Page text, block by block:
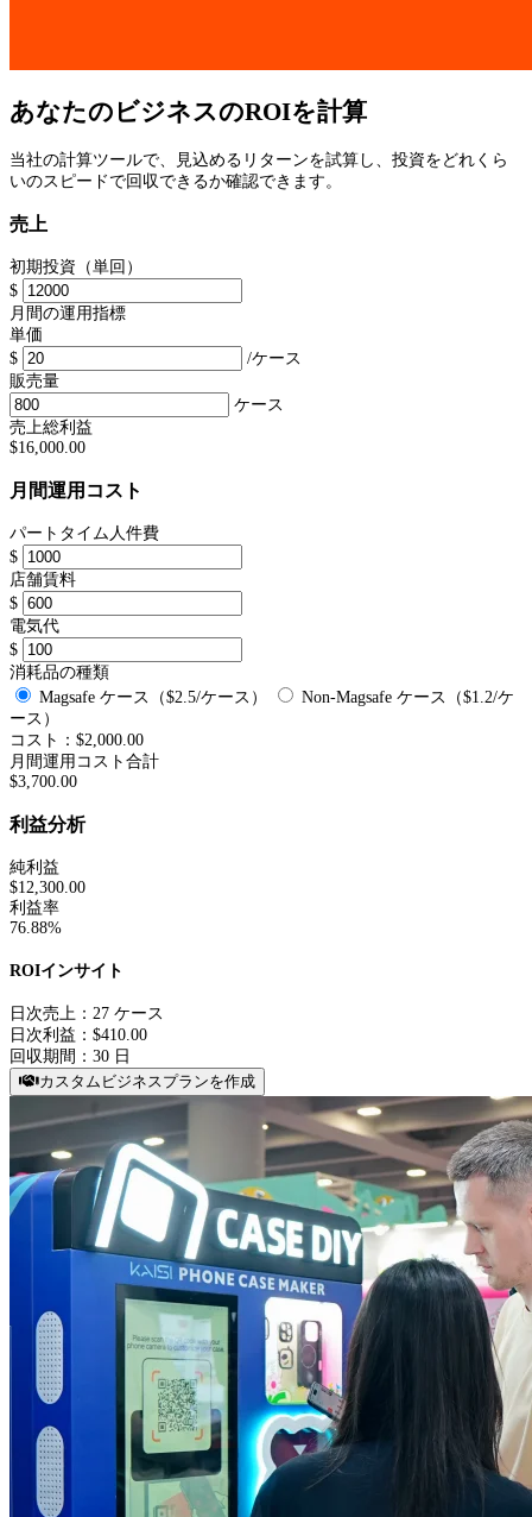
あなたのビジネスのROIを計算
当社の計算ツールで、見込めるリターンを試算し、投資をどれくら
いのスピードで回収できるか確認できます。
売上
初期投資（単回）
$
月間の運用指標
単価
$
/ケース
販売量
ケース
売上総利益
$16,000.00
月間運用コスト
パートタイム人件費
$
店舗賃料
$
電気代
$
消耗品の種類
Magsafe ケース（$2.5/ケース）
Non-Magsafe ケース（$1.2/ケ
ース）
コスト：$2,000.00
月間運用コスト合計
$3,700.00
利益分析
純利益
$12,300.00
利益率
76.88%
ROIインサイト
日次売上： 27 ケース
日次利益：$410.00
回収期間： 30 日
カスタムビジネスプランを作成